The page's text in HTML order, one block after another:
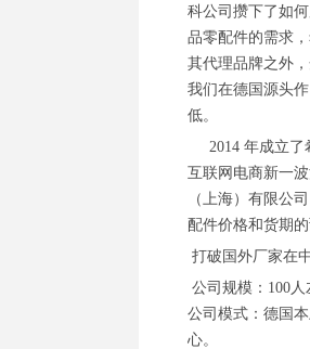
科公司攒下了如
品零配件的需求
其代理品牌之外
我们在德国源头
低。
2014 年成立了
互联网电商新一
（上海）有限公
配件价格和货期
打破国外厂家在
公司规模：100人
公司模式：德国
心。